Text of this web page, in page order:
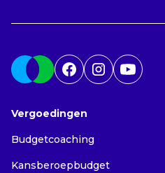
Vergoedingen
Budgetcoaching
Kansberoepbudget